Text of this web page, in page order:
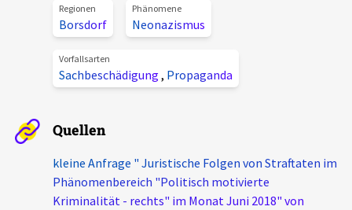
Alle Beiträge
Veranstaltungen
Pressemitteilungen
Über uns
Projektbeschreibung
Kontakt
Unterstützer_innen
chronik.LE in der Presse
Regionen
Borsdorf
Phänomene
Neonazismus
Vorfallsarten
Sachbeschädigung , Propaganda
Quellen
kleine Anfrage " Juristische Folgen von Straftaten im
Phänomenbereich "Politisch motivierte
Kriminalität - rechts" im Monat Juni 2018" von